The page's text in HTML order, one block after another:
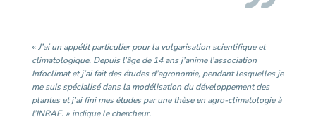
«J’ai un appétit particulier pour la vulgarisation scientifique et
climatologique. Depuis l’âge de 14 ans j’anime l’association
Infoclimat et j’ai fait des études d’agronomie, pendant lesquelles je
me suis spécialisé dans la modélisation du développement des
plantes et j’ai fini mes études par une thèse en agro-climatologie à
l’INRAE. » indique le chercheur.